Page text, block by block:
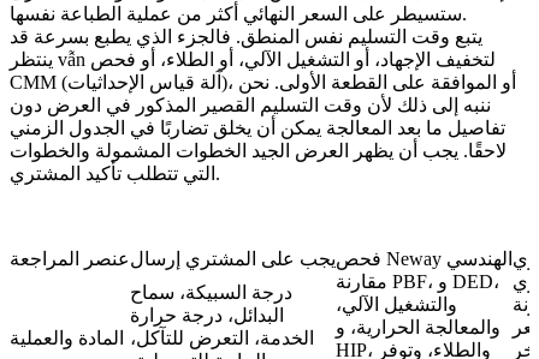
ستسيطر على السعر النهائي أكثر من عملية الطباعة نفسها.
يتبع وقت التسليم نفس المنطق. فالجزء الذي يطبع بسرعة قد
ينتظر vẫn لتخفيف الإجهاد، أو التشغيل الآلي، أو الطلاء، أو فحص
CMM (آلة قياس الإحداثيات)، أو الموافقة على القطعة الأولى. نحن
ننبه إلى ذلك لأن وقت التسليم القصير المذكور في العرض دون
تفاصيل ما بعد المعالجة يمكن أن يخلق تضاربًا في الجدول الزمني
لاحقًا. يجب أن يظهر العرض الجيد الخطوات المشمولة والخطوات
التي تتطلب تأكيد المشتري.
عنصر المراجعةيجب على المشتري إرسال فحص Neway الهندسي
المادة والعملية
درجة السبيكة، سماح
البدائل، درجة حرارة
الخدمة، التعرض للتآكل،
مقارنة PBF، و DED،
والتشغيل الآلي،
والمعالجة الحرارية، و
HIP، والطلاء، وتوفر